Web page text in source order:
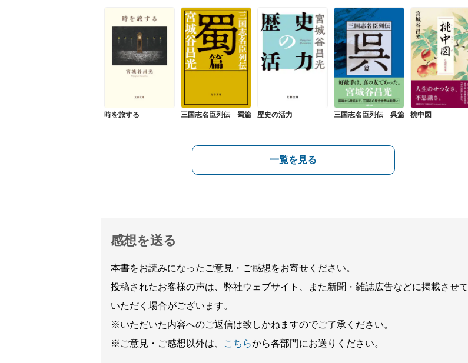
時を旅する 三国志名臣列伝 蜀篇 歴史の活力 三国志名臣列伝 呉篇 桃中図
一覧を見る
感想を送る
本書をお読みになったご意見・ご感想をお寄せください。
投稿されたお客様の声は、弊社ウェブサイト、また新聞・雑誌広告などに掲載させて
いただく場合がございます。
※いただいた内容へのご返信は致しかねますのでご了承ください。
※ご意見・ご感想以外は、
こちらから各部門にお送りください。